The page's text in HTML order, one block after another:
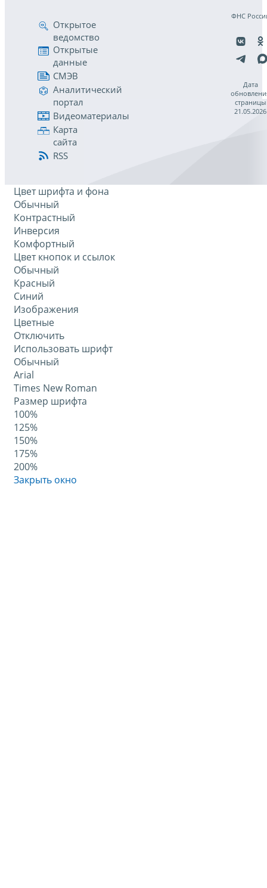
Открытое
ведомство
Открытые
данные
СМЭВ
Аналитический
портал
Видеоматериалы
Карта
сайта
RSS
ФНС
Дата
страницы
21.05.2026
Цвет шрифта и фона
Обычный
Контрастный
Инверсия
Комфортный
Цвет кнопок и ссылок
Обычный
Красный
Синий
Изображения
Цветные
Отключить
Использовать шрифт
Обычный
Arial
Times New Roman
Размер шрифта
100%
125%
150%
175%
200%
Закрыть окно